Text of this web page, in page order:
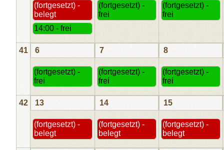
(fortgesetzt) -
belegt
14:00 - frei
(fortgesetzt) -
frei
(fortgesetzt) -
frei
41 6
(fortgesetzt) -
frei
7
(fortgesetzt) -
frei
8
(fortgesetzt) -
frei
42 13
(fortgesetzt) -
belegt
14
(fortgesetzt) -
belegt
15
(fortgesetzt) -
belegt